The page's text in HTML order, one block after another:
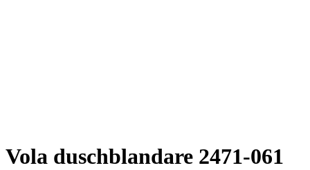
Vola duschblandare 2471-061